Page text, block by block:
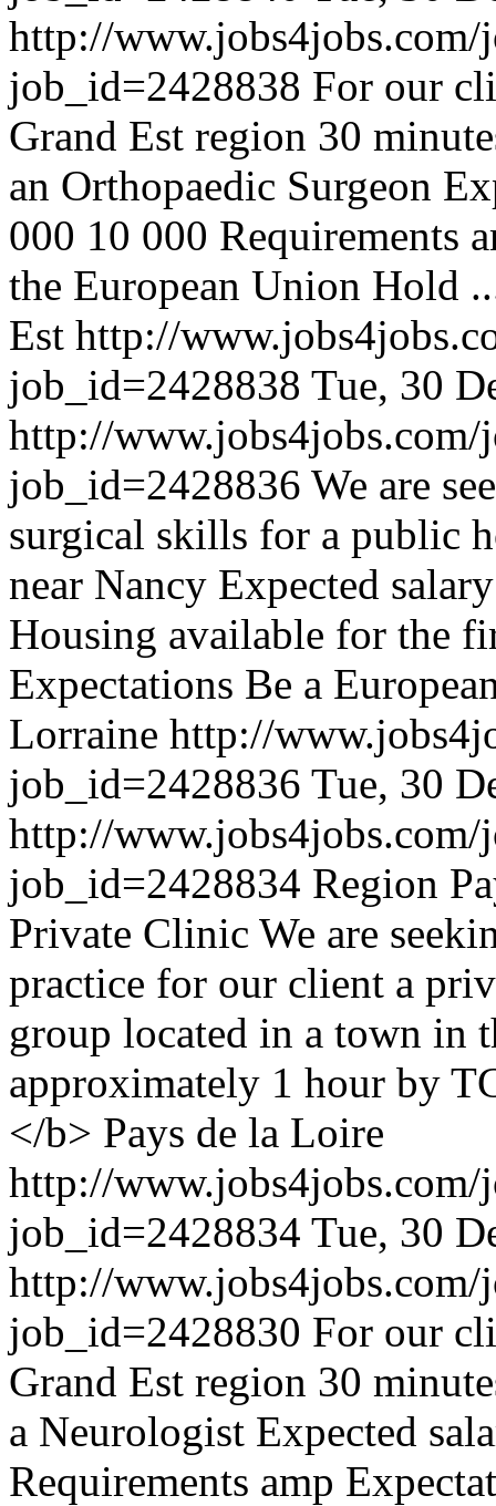
http://www.jobs4jobs.com/
job_id=2428838 For our
Grand Est region 30
an Orthopaedic Surgeon
000 10 000 Requirements
the European Union Hold
Est http://
job_id=2428838 Tue, 30
http://www.jobs4jobs.com/
job_id=2428836 We are
surgical skills for a public
near Nancy Expected
Housing available for the
Expectations Be a
Lorraine http://
job_id=2428836 Tue, 30
http://www.jobs4jobs.com/
job_id=2428834 Region
Private Clinic We are
practice for our client a
group located in a town in
approximately 1 hour by
</b> Pays de la Loire
http://www.jobs4jobs.com/
job_id=2428834 Tue, 30
http://www.jobs4jobs.com/
job_id=2428830 For our
Grand Est region 30
a Neurologist Expected
Requirements amp